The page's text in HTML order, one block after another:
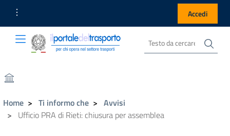
Link Utili Accedi
Portale del Trasporto
Portale del Trasporto Cerca nel sito
Home Ti informo che
Avvisi
Ufficio PRA di Rieti: chiusura per assemblea